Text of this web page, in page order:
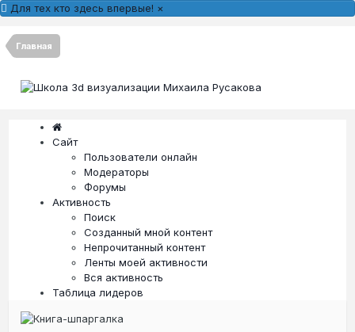
Для тех кто здесь впервые! ×
Главная
Сайт
Пользователи онлайн
Модераторы
Форумы
Активность
Поиск
Созданный мной контент
Непрочитанный контент
Ленты моей активности
Вся активность
Таблица лидеров